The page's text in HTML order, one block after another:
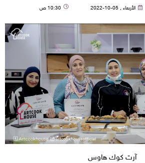
الأربعاء , 05-10-2022 10:30 ص
آرت كوك هاوس